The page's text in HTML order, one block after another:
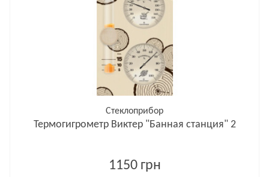
Стеклоприбор
Термогигрометр Виктер "Банная станция" 2
1150 грн